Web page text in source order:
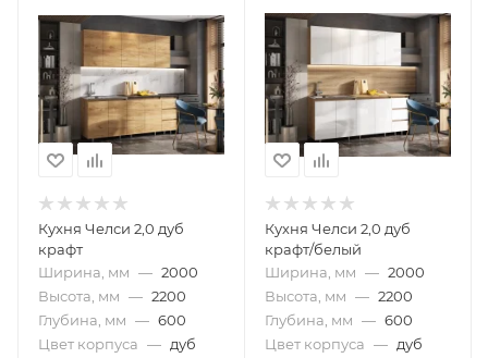
Кухня Челси 2,0 дуб
крафт
Ширина, мм — 2000
Высота, мм — 2200
Глубина, мм — 600
Цвет корпуса — дуб
Кухня Челси 2,0 дуб
крафт/белый
Ширина, мм — 2000
Высота, мм — 2200
Глубина, мм — 600
Цвет корпуса — дуб